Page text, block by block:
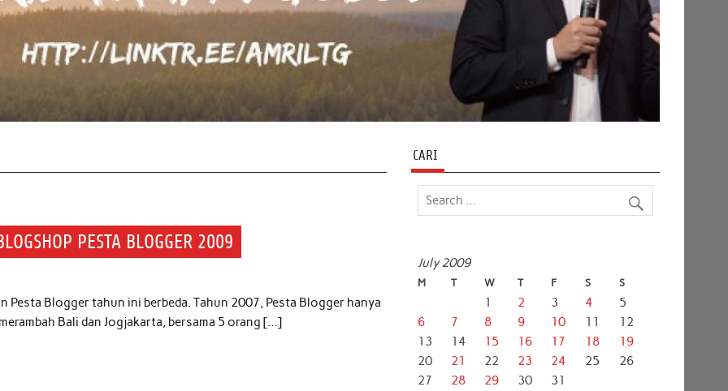
PESTA BLOGGER 2009
Blogger tahun ini berbeda. Tahun 2007, Pesta Blogger hanya
Bali dan Jogjakarta, bersama 5 orang […]
CARI
July 2009
M T W T F S S
1 2 3 4
5
6
7 8 9 10 11
12
13
14 15 16 17 18
19
20
21 22 23 24 25
26
27
28 29 30
31